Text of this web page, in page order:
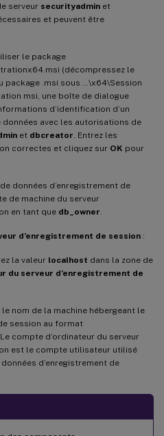
serveur securityadmin et
et peuvent être
le package
(décompressez le
package .msi sous …\x64\Session
msi, une boîte de dialogue
d’identification d’un
avec les autorisations de
et dbcreator . Entrez les
correctes et cliquez sur OK pour
données d’enregistrement de
de machine du serveur
en tant que db_owner
d’enregistrement de session :
la valeur localhost dans la zone de
du serveur d’enregistrement de
le nom de la machine hébergeant le
session au format
compte d’ordinateur du serveur
est le compte utilisateur utilisé
d’enregistrement de